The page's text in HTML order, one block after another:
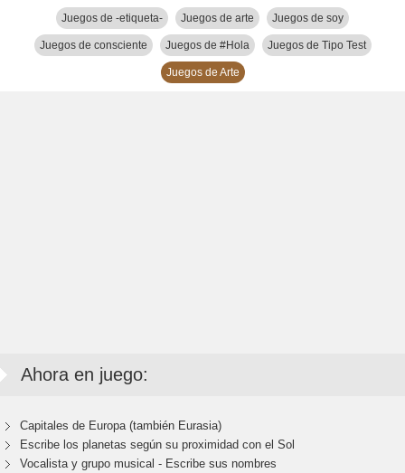
Juegos de -etiqueta- Juegos de arte Juegos de soy
Juegos de consciente Juegos de #Hola Juegos de Tipo Test
Juegos de Arte
Ahora en juego:
Capitales de Europa (también Eurasia)
Escribe los planetas según su proximidad con el Sol
Vocalista y grupo musical - Escribe sus nombres